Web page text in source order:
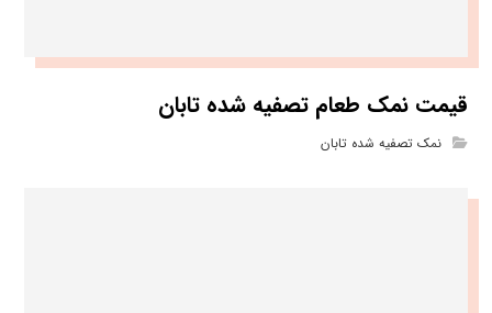
قیمت نمک طعام تصفیه شده تابان
نمک تصفیه شده تابان